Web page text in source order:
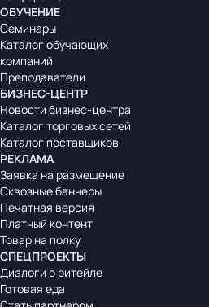
ОБУЧЕНИЕ
Семинары
Каталог обучающих
компаний
Преподаватели
БИЗНЕС-ЦЕНТР
Новости бизнес-центра
Каталог торговых сетей
Каталог поставщиков
РЕКЛАМА
Заявка на размещение
Сквозные баннеры
Печатная версия
Платный контент
Товар на полку
СПЕЦПРОЕКТЫ
Диалоги о ритейле
Готовая еда